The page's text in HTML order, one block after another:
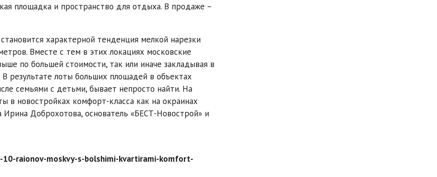
площадка и пространство для отдыха. В продаже –
характерной тенденция мелкой нарезки
Вместе с тем в этих локациях московские
по большей стоимости, так или иначе закладывая в
результате лоты больших площадей в объектах
семьями с детьми, бывает непросто найти. На
новостройках комфорт-класса как на окраинах
Доброхотова, основатель «БЕСТ-Новострой» и
raionov-moskvy-s-bolshimi-kvartirami-komfort-